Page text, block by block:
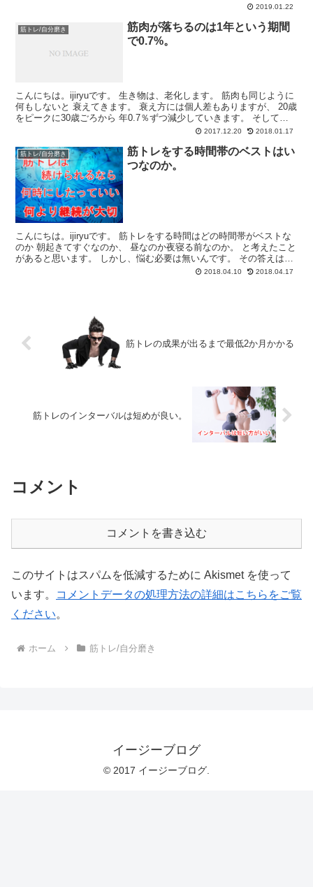
2019.01.22
筋トレ/自分磨き
筋肉が落ちるのは1年という期間
で0.7%。
こんにちは。ijiryuです。 生き物は、老化します。 筋肉も同じように
何もしないと 衰えてきます。 衰え方には個人差もありますが、 20歳
をピークに30歳ごろから 年0.7％ずつ減少していきます。 そして、
2017.12.20 2018.01.17
筋トレ/自分磨き
筋トレをする時間帯のベストはい
つなのか。
こんにちは。ijiryuです。 筋トレをする時間はどの時間帯がベストな
のか 朝起きてすぐなのか、 昼なのか夜寝る前なのか。 と考えたこと
があると思います。 しかし、悩む必要は無いんです。 その答えは
「自分が続けやすい時間帯」 で解決です。... 2018.04.10 2018.04.17
筋トレの成果が出るまで最低2か月かかる
筋トレのインターバルは短めが良い。
コメント
コメントを書き込む
このサイトはスパムを低減するために Akismet を使って
います。
コメントデータの処理方法の詳細はこちらをご覧
ください。
ホーム 筋トレ/自分磨き
イージーブログ
© 2017 イージーブログ.